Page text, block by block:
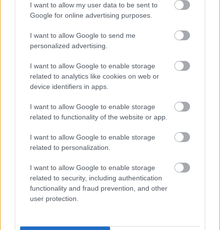
I want to allow my user data to be sent to
Google for online advertising purposes.
I want to allow Google to send me
personalized advertising.
I want to allow Google to enable storage
related to analytics like cookies on web or
device identifiers in apps.
I want to allow Google to enable storage
related to functionality of the website or app.
I want to allow Google to enable storage
related to personalization.
I want to allow Google to enable storage
related to security, including authentication
functionality and fraud prevention, and other
user protection.
szerint sikerült a kurd-radikális baloldalnak az a
bűvészmutatvány amely a kemali Törökország…..
korlátoznák a pártok
2015.04.07 21:40:40
Április 2-án, a hagyományokhoz hűen, Manchesterben tartották
meg a brit pártvezetők választás előtti vitáját. Először a viták
párt (Konzervatívok, Munkáspárt, Liberális Demokraták) vezetői
vettek részt, de a…..
2015.03.18 16:04:33